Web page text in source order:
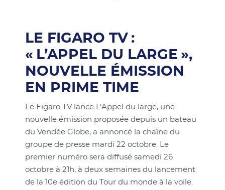
LE FIGARO TV :
« L’APPEL DU LARGE »,
NOUVELLE ÉMISSION
EN PRIME TIME
Le Figaro TV lance L’Appel du large, une
nouvelle émission proposée depuis un bateau
du Vendée Globe, a annoncé la chaîne du
groupe de presse mardi 22 octobre. Le
premier numéro sera diffusé samedi 26
octobre à 21h, à deux semaines du lancement
de la 10e édition du Tour du monde à la voile.